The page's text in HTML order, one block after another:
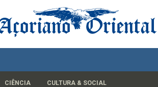
CIÊNCIA CULTURA & SOCIAL